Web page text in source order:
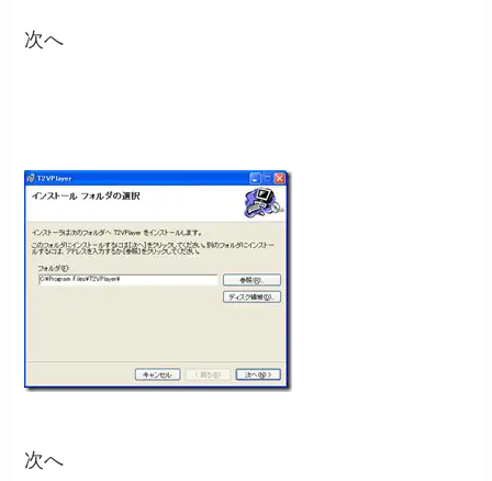
次へ
次へ